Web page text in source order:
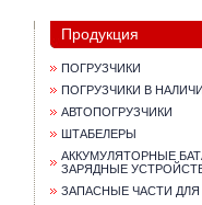
Продукция
ПОГРУЗЧИКИ
ПОГРУЗЧИКИ В
АВТОПОГРУЗЧИКИ
ШТАБЕЛЕРЫ
АККУМУЛЯТОРНЫЕ
ЗАРЯДНЫЕ
ЗАПАСНЫЕ ЧАСТИ ДЛЯ